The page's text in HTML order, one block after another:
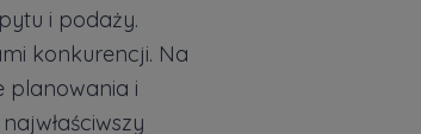
i podaży.
konkurencji. Na
planowania i